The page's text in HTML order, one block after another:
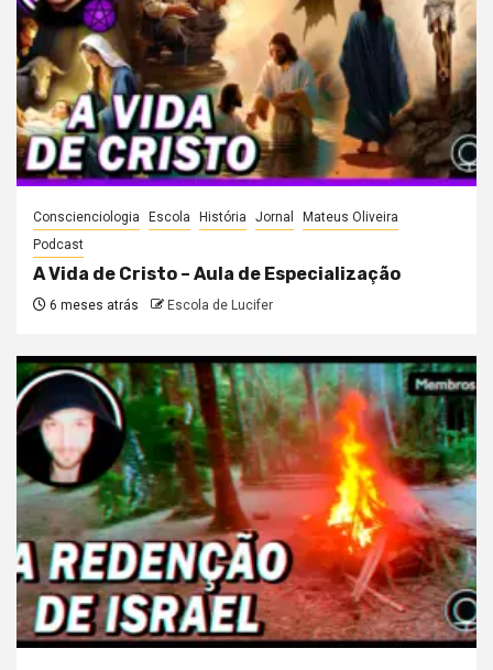
Conscienciologia Escola História Jornal
Mateus Oliveira
Podcast
A Vida de Cristo – Aula de Especialização
6 meses atrás Escola de Lucifer